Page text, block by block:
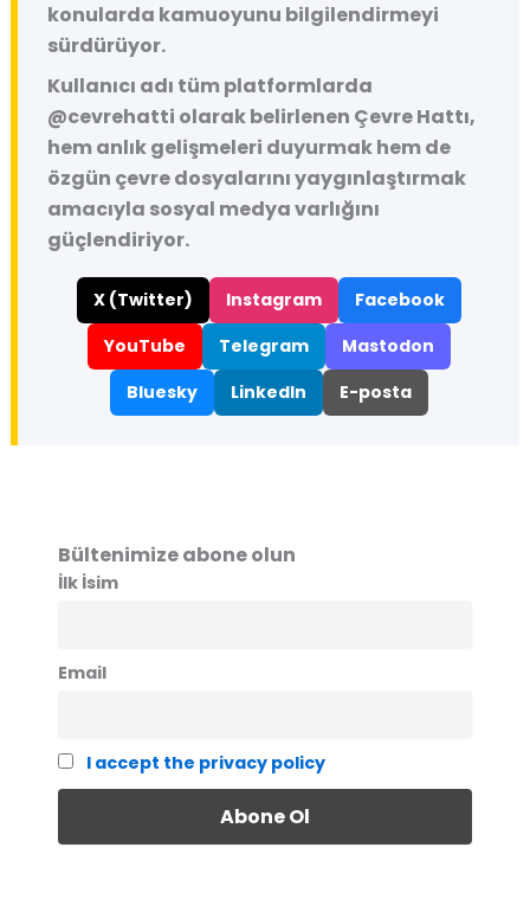
konularda kamuoyunu bilgilendirmeyi
sürdürüyor.
Kullanıcı adı tüm platformlarda
@cevrehatti olarak belirlenen Çevre Hattı,
hem anlık gelişmeleri duyurmak hem de
özgün çevre dosyalarını yaygınlaştırmak
amacıyla sosyal medya varlığını
güçlendiriyor.
X (Twitter) Instagram
Facebook
YouTube
Telegram
Mastodon
Bluesky
LinkedIn E-posta
Bültenimize abone olun
İlk İsim
Email
I accept the privacy policy